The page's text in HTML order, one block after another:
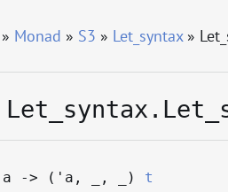
Monad » S3 » Let_syntax»
-> ( 'a , , ) t